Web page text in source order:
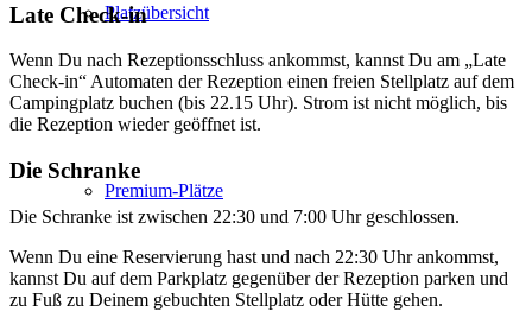
Platzübersicht
Premium-Plätze
Late Check-in
Wenn Du nach Rezeptionsschluss ankommst, kannst Du am „Late
Check-in“ Automaten der Rezeption einen freien Stellplatz auf dem
Campingplatz buchen (bis 22.15 Uhr). Strom ist nicht möglich, bis
die Rezeption wieder geöffnet ist.
Die Schranke
Die Schranke ist zwischen 22:30 und 7:00 Uhr geschlossen.
Wenn Du eine Reservierung hast und nach 22:30 Uhr ankommst,
kannst Du auf dem Parkplatz gegenüber der Rezeption parken und
zu Fuß zu Deinem gebuchten Stellplatz oder Hütte gehen.